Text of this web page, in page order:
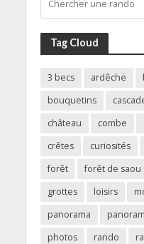
Tag Cloud
3 becs ardêche
bouquetins
château
combe
crêtes
curiosités
forêt
forêt de saou
grottes
loisirs
panorama
photos
rando